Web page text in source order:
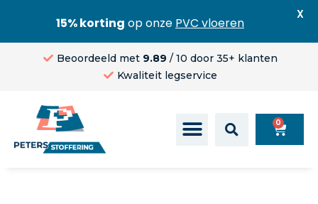
Beoordeeld met 9.89 / 10 door 35+ klanten
Kwaliteit legservice
0
15% korting op onze PVC vloeren
X